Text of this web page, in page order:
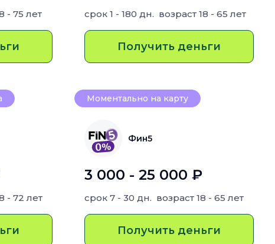
- 75 лет срок 1 - 180 дн. возраст 18 - 65 лет
Получить деньги
- 72 лет
Моментально на карту
Фин5
3 000 - 25 000 ₽
срок 7 - 30 дн. возраст 18 - 65 лет
Получить деньги